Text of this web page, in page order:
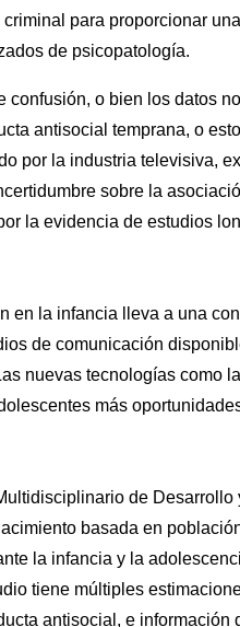
para proporcionar
de psicopatología.
confusión, o bien los datos
antisocial temprana, o
por la industria televisiva,
sobre la
la evidencia de estudios
en la infancia lleva a una
de comunicación
nuevas tecnologías como
más
de
basada en
la infancia y la
tiene múltiples
antisocial, e